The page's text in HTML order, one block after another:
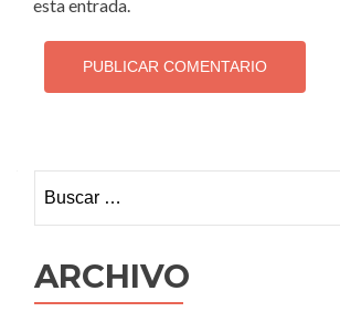
esta entrada.
ARCHIVO